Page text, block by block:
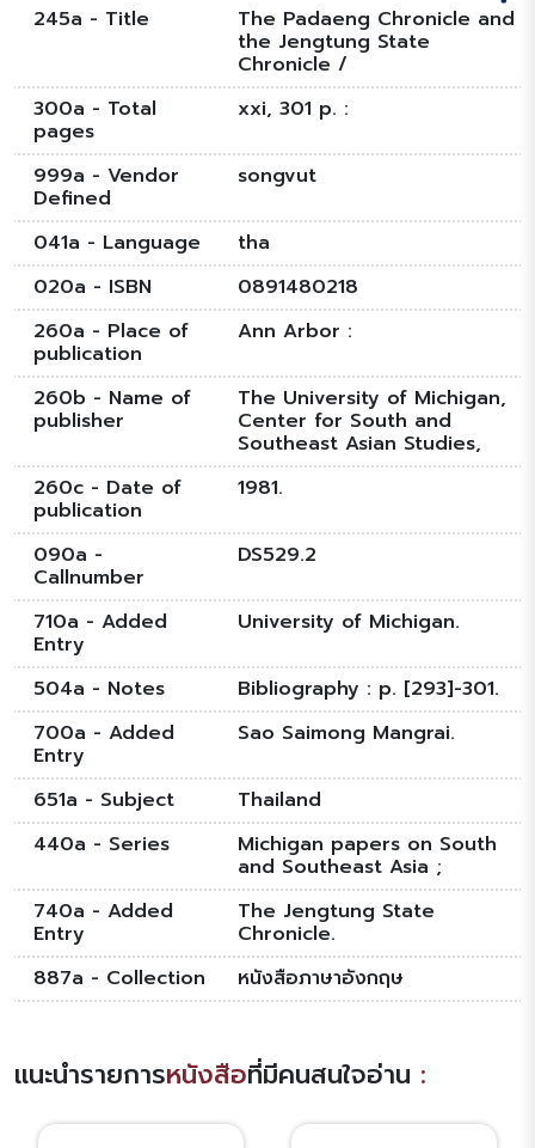
245a - Title The Padaeng Chronicle and
the Jengtung State
Chronicle /
300a - Total
pages
xxi, 301 p. :
999a - Vendor
Defined
songvut
041a - Language
tha
020a - ISBN
0891480218
260a - Place of
publication
Ann Arbor :
260b - Name of
publisher
The University of Michigan,
Center for South and
Southeast Asian Studies,
260c - Date of
publication
1981.
090a -
Callnumber
DS529.2
710a - Added
Entry
University of Michigan.
504a - Notes
Bibliography : p. [293]-301.
700a - Added
Entry
Sao Saimong Mangrai.
651a - Subject
Thailand
440a - Series
Michigan papers on South
and Southeast Asia ;
740a - Added
Entry
The Jengtung State
Chronicle.
887a - Collection
หนังสือภาษาอังกฤษ
แนะนำรายการหนังสือที่มีคนสนใจอ่าน :